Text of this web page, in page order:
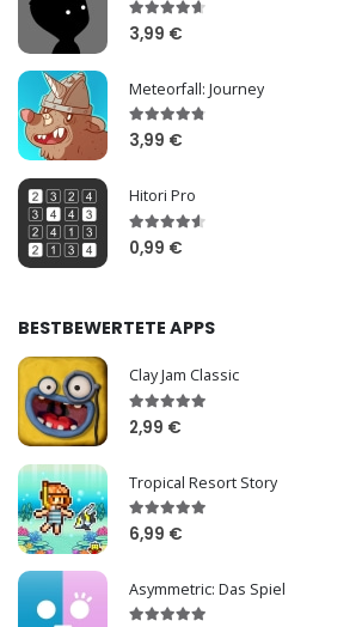
3,99 €
Meteorfall: Journey
3,99 €
Hitori Pro
0,99 €
BESTBEWERTETE APPS
Clay Jam Classic
2,99 €
Tropical Resort Story
6,99 €
Asymmetric: Das Spiel